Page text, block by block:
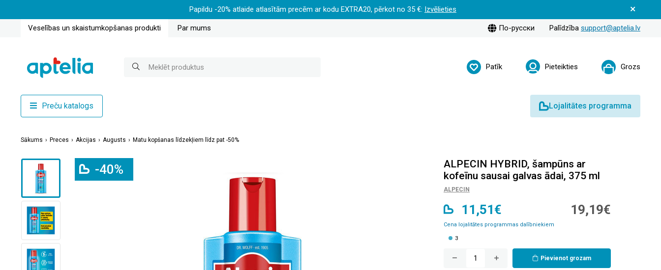
Papildu -20% atlaide atlasītām precēm ar kodu EXTRA20, pērkot no 35 €: Izvēlieties
Veselības un skaistumkopšanas produkti Par mums По-русски Palīdzība support@aptelia.lv
Patīk Pieteikties Grozs
Preču katalogs Lojalitātes programma
Sākums Preces Akcijas Augusts Matu kopšanas līdzekļiem līdz pat -50%
-40%
ALPECIN HYBRID, šampūns ar
kofeīnu sausai galvas ādai, 375 ml
ALPECIN
11,51€
Cena lojalitātes programmas dalībniekiem
19,19€
3
Pievienot grozam